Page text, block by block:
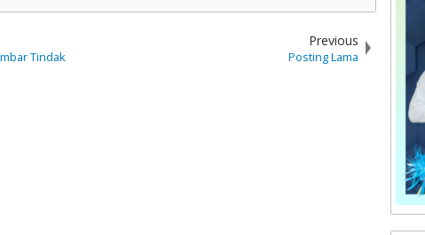
Tindak
Previous
Posting Lama